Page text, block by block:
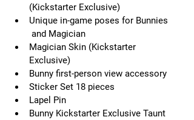
(Kickstarter Exclusive)
Unique in-game poses for Bunnies
and Magician
Magician Skin (Kickstarter
Exclusive)
Bunny first-person view accessory
Sticker Set 18 pieces
Lapel Pin
Bunny Kickstarter Exclusive Taunt